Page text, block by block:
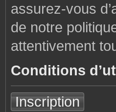
assurez-vous
de notre
attentivement
Conditions
Inscription